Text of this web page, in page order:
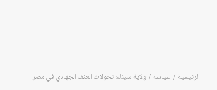
الرئيسية سياسة ولاية سيناء: تحولات العنف الجهادي في مصر